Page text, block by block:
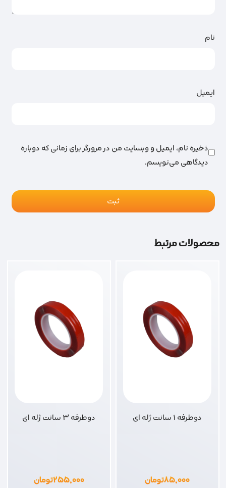
نام
ایمیل
ذخیره نام، ایمیل و وبسایت من در مرورگر برای زمانی که دوباره
دیدگاهی می‌نویسم.
محصولات مرتبط
دوطرفه 1 سانت ژله ای
۸۵,۰۰۰تومان
دوطرفه 3 سانت ژله ای
۲۵۵,۰۰۰تومان